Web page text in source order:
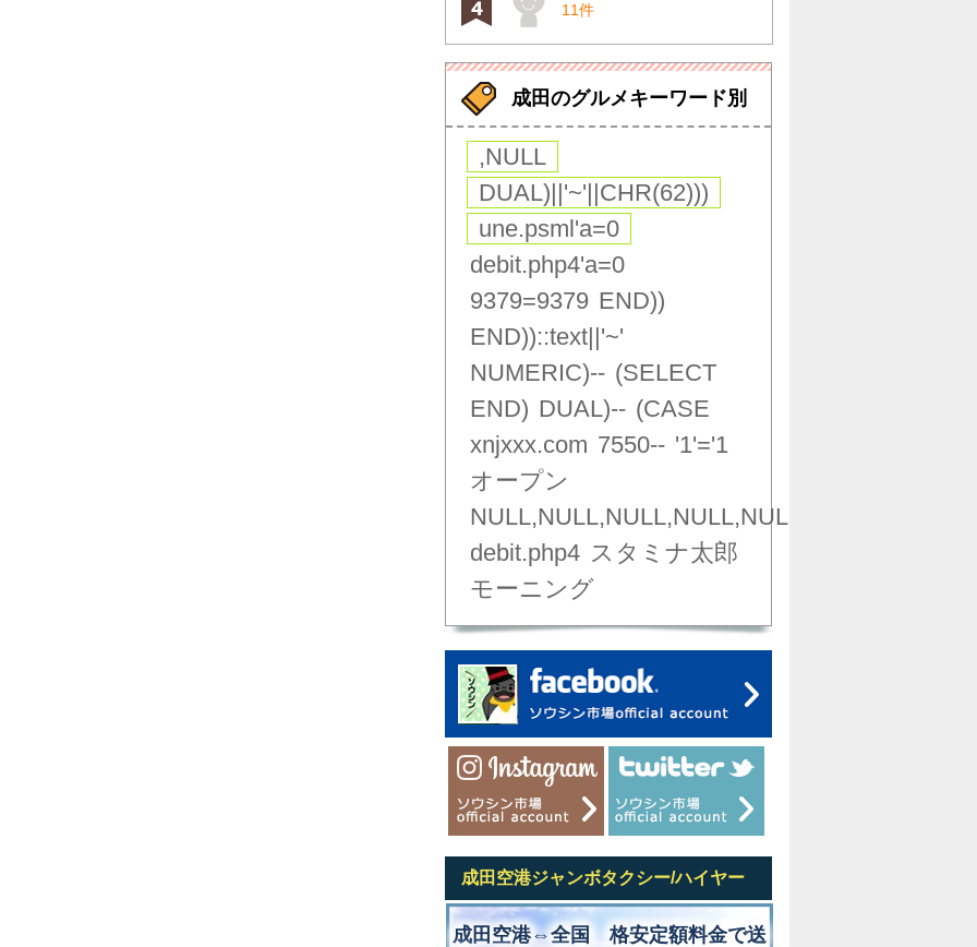
11件
成田のグルメキーワード別
,NULL
DUAL)||'~'||CHR(62)))
une.psml'a=0
debit.php4'a=0
9379=9379 END))
END))::text||'~'
NUMERIC)-- (SELECT
END) DUAL)-- (CASE
xnjxxx.com 7550-- '1'='1
オープン
debit.php4 スタミナ太郎
モーニング
成田空港ジャンボタクシー/ハイヤー
成田空港⇔全国 格安定額料金で送